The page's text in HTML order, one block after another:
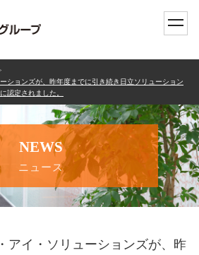
toggle
ションズが、昨年度までに引き続き日立ソリューション
認定されました。
NEWS
ニュース
アイ・ソリューションズが、昨